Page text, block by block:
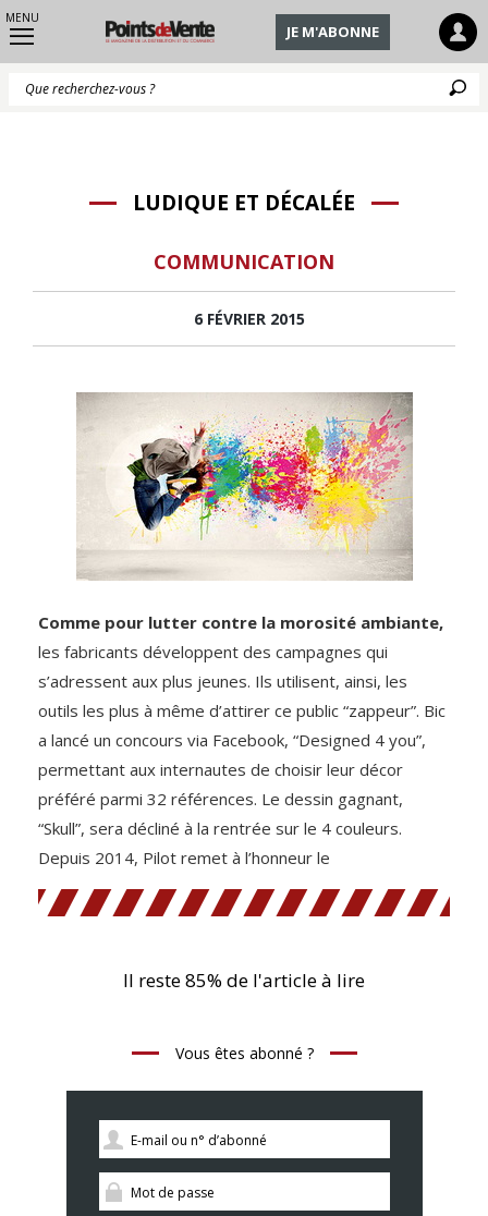
MENU
JE M'ABONNE
LUDIQUE ET DÉCALÉE
COMMUNICATION
6 FÉVRIER 2015
Comme pour lutter contre la morosité ambiante,
les fabricants développent des campagnes qui
s’adressent aux plus jeunes. Ils utilisent, ainsi, les
outils les plus à même d’attirer ce public “zappeur”. Bic
a lancé un concours via Facebook, “Designed 4 you”,
permettant aux internautes de choisir leur décor
préféré parmi 32 références. Le dessin gagnant,
“Skull”, sera décliné à la rentrée sur le 4 couleurs.
Depuis 2014, Pilot remet à l’honneur le
Il reste 85% de l'article à lire
Vous êtes abonné ?